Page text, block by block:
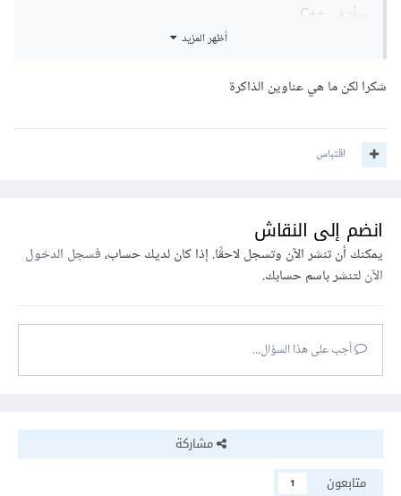
مثلًا في ++C
أظهر المزيد
شكرا لكن ما هي عناوين الذاكرة
اقتباس
انضم إلى النقاش
يمكنك أن تنشر الآن وتسجل لاحقًا. إذا كان لديك حساب،فسجل الدخول
الآنلتنشر باسم حسابك.
أجب على هذا السؤال...
مشاركة
متابعون
1